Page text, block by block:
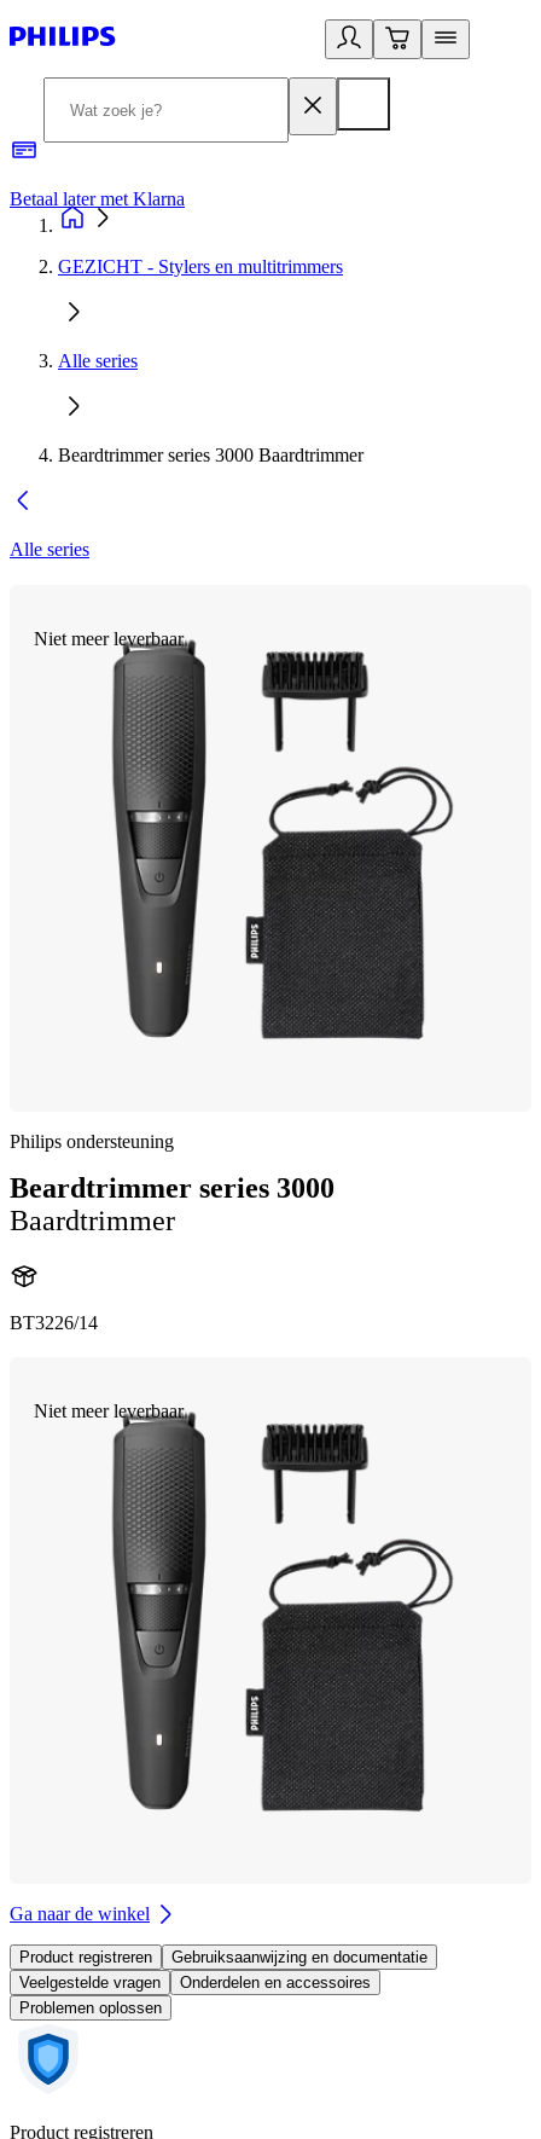
Betaal later met Klarna
GEZICHT - Stylers en multitrimmers
Alle series
Beardtrimmer series 3000 Baardtrimmer
Alle series
Niet meer leverbaar
Philips ondersteuning
Beardtrimmer series 3000
Baardtrimmer
BT3226/14
Niet meer leverbaar
Ga naar de winkel
Product registreren
Gebruiksaanwijzing en documentatie
Veelgestelde vragen
Onderdelen en accessoires
Problemen oplossen
Product registreren